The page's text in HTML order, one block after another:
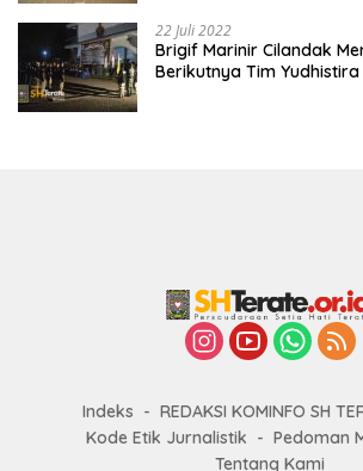
22 Juli 2022
Brigif Marinir Cilandak
Berikutnya Tim Yudhistira
Indeks
REDAKSI KOMINFO SH
Kode Etik Jurnalistik
Pedoman
Tentang Kami